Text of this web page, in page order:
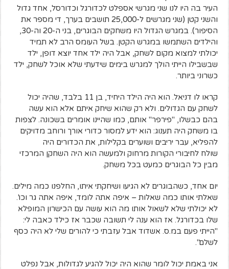
העיר בה היו לנו שני מגרשי אספלט לכדורגל וכדורסל, אחד גדול
והשני קטן (שני מגרשים ל-25,000 תושבים בערך, די מספר את
הסיפור). במגרש הגדול היו משחקים הבוגרים, בני ה-20 וה-30,
והילדים השתמשו במגרש הקטן. בשל העומס הרב לא תמיד
יכולתי למצוא מקום לשחק, אבל היה ילד אחד יוצא דופן, ילד
שבשבילו הייתי הולך למגרש בימים שידעתי שלא אוכל לשחק, ילד
כשרוני ביותר.
קראו לו דניאל. הוא היה הילד היחיד, בן 11 בלבד, שהיה יכול
לשחק עם הגדולים. ולא רק שהוא שיחק איתם אלא הוא עשה
בהם כבשלו, "פירפר" אותם, כמו שהיינו אומרים בשכונה. לצפות
בו משחק היה תענוג: הוא ידע למסור כדורי אורך ורוחב מדויקים
להפליא, עבר יריבים ושוערים בקלילות, את הכדורים היה
שולח לחיבורי הקורות מרחוק ולמעשה הוא היה השחקן המרכזי
מבין כל הבוגרים כמעט בכל משחק.
יום אחד, כשהבוגרים לא הגיעו ושיחקתי איתו, החלפנו כמה מילים.
שאלתי אותו כמה שאלות – איפה אתה לומד, איפה אתה גר וכו'.
לא יכולתי שלא לשאול אותו מה הוא עושה עם הכישרון המופלא
שלו בכדורגל. אז הוא ענה לי תשובה שכבר אז כילד כאבה לי:
"הייתי פעם במ.ס. אשדוד אבל עזבתי כי להורים שלי לא היה כסף
לשלם".
אני באמת יכול לומר שהוא היה יכול להגיע לגדולות, אבל נפלט